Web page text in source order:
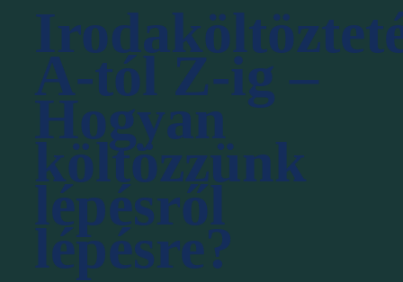
A-tól Z-ig –
Hogyan
költözzünk
lépésről
lépésre?